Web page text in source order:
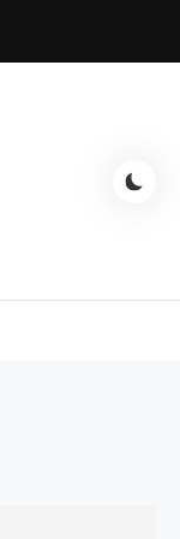
podcast, chismes y